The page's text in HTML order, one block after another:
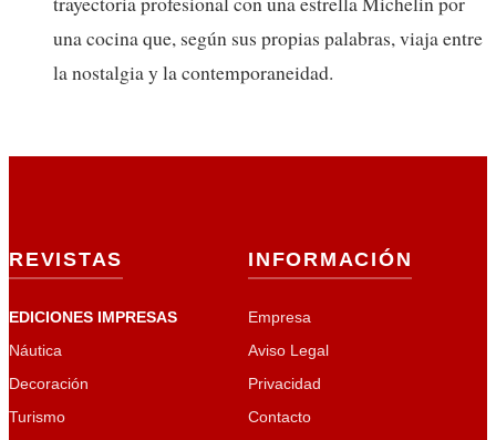
una cocina que, según sus propias palabras, viaja entre
la nostalgia y la contemporaneidad.
REVISTAS
EDICIONES IMPRESAS
Náutica
Decoración
Turismo
INFORMACIÓN
Empresa
Aviso Legal
Privacidad
Contacto